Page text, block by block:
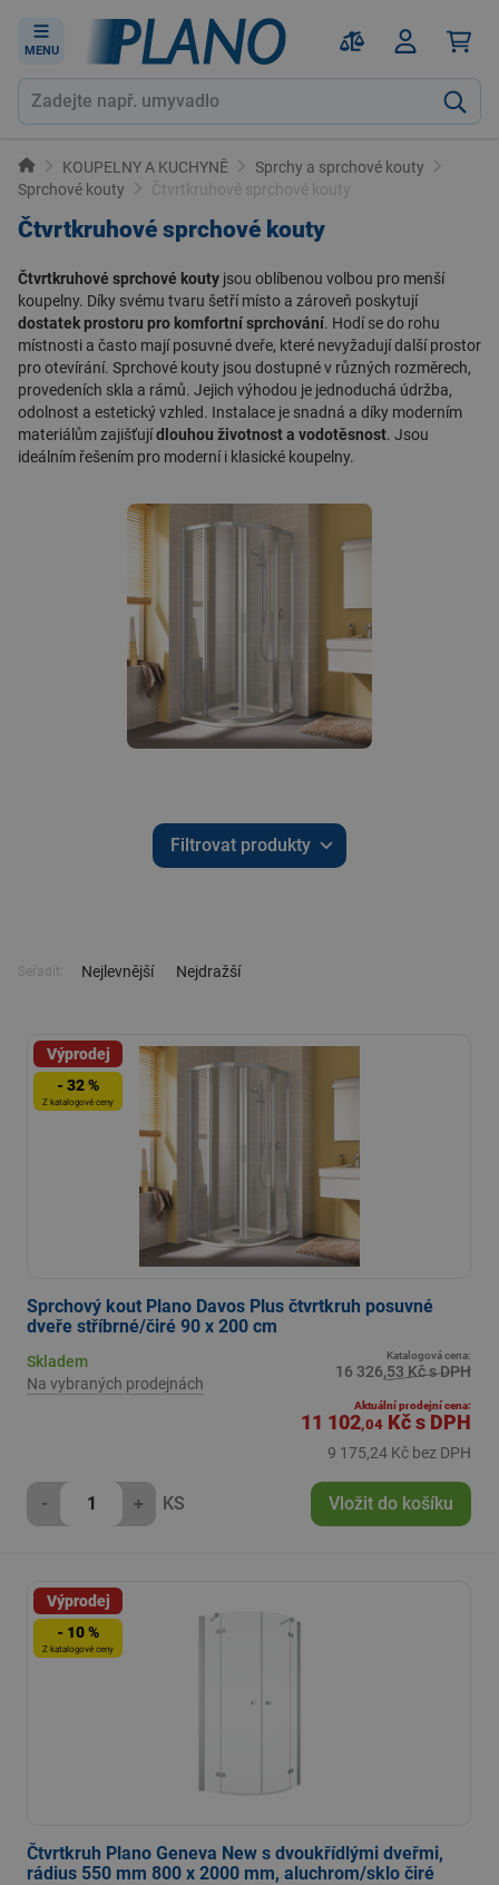
MENU
KOUPELNY A KUCHYNĚ
Sprchy a sprchové kouty
Sprchové kouty
Čtvrtkruhové sprchové kouty
Čtvrtkruhové sprchové kouty
Čtvrtkruhové sprchové kouty jsou oblíbenou volbou pro menší
koupelny. Díky svému tvaru šetří místo a zároveň poskytují
dostatek prostoru pro komfortní sprchování. Hodí se do rohu
místnosti a často mají posuvné dveře, které nevyžadují další prostor
pro otevírání. Sprchové kouty jsou dostupné v různých rozměrech,
provedeních skla a rámů. Jejich výhodou je jednoduchá údržba,
odolnost a estetický vzhled. Instalace je snadná a díky moderním
materiálům zajišťujídlouhou životnost a vodotěsnost. Jsou
ideálním řešením pro moderní i klasické koupelny.
Filtrovat produkty
Seřadit: Nejlevnější Nejdražší
Výprodej
- 32 %
Z katalogové ceny
Sprchový kout Plano Davos Plus čtvrtkruh posuvné
dveře stříbrné/čiré 90 x 200 cm
Skladem
Na vybraných prodejnách
Katalogová cena:
16 326,53 Kč s DPH
Aktuální prodejní cena:
11 102,04 Kčs DPH
9 175,24 Kč bez DPH
- + KS Vložit do košíku
Výprodej
- 10 %
Z katalogové ceny
Čtvrtkruh Plano Geneva New s dvoukřídlými dveřmi,
rádius 550 mm 800 x 2000 mm, aluchrom/sklo čiré